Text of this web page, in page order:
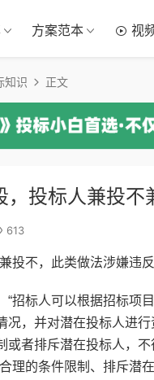
方案范本 视
知识 正文
投标人兼投不
613
投不， 此类做法涉嫌违
“招标人可以根据招标
，并对潜在投标人进
或者排斥潜在投标人，
理的条件限制、排斥潜